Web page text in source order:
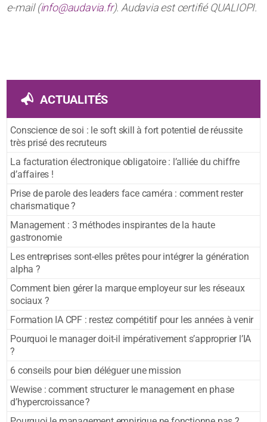
e-mail (info@audavia.fr). Audavia est certifié QUALIOPI.
ACTUALITÉS
Conscience de soi : le soft skill à fort potentiel de réussite
très prisé des recruteurs
La facturation électronique obligatoire : l’alliée du chiffre
d’affaires !
Prise de parole des leaders face caméra : comment rester
charismatique ?
Management : 3 méthodes inspirantes de la haute
gastronomie
Les entreprises sont-elles prêtes pour intégrer la génération
alpha ?
Comment bien gérer la marque employeur sur les réseaux
sociaux ?
Formation IA CPF : restez compétitif pour les années à venir
Pourquoi le manager doit-il impérativement s’approprier l’IA
?
6 conseils pour bien déléguer une mission
Wewise : comment structurer le management en phase
d’hypercroissance ?